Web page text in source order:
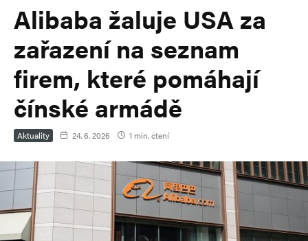
Alibaba žaluje USA za
zařazení na seznam
firem, které pomáhají
čínské armádě
Aktuality 24. 6. 2026 1 min. čtení